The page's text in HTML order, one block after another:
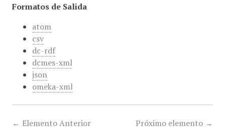
Formatos de Salida
atom
csv
dc-rdf
dcmes-xml
json
omeka-xml
← Elemento Anterior Próximo elemento →